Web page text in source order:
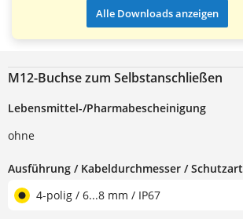
Alle Downloads anzeigen
M12-Buchse zum Selbstanschließen
Lebensmittel-/Pharmabescheinigung
ohne
Ausführung / Kabeldurchmesser / Schutzart
4-polig / 6...8 mm / IP67